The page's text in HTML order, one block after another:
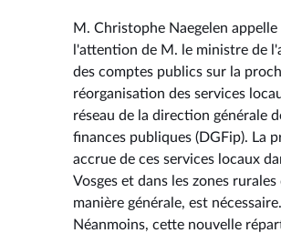
M. Christophe Naegelen appelle
l'attention de M. le ministre de
des comptes publics sur la
réorganisation des services
réseau de la direction générale
finances publiques (DGFip). La
accrue de ces services locaux
Vosges et dans les zones rurales
manière générale, est nécessaire.
Néanmoins, cette nouvelle